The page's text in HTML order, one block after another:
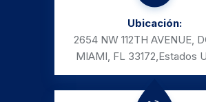
Ubicación:
2654 NW 112TH AVENUE,
MIAMI, FL 33172, Estados